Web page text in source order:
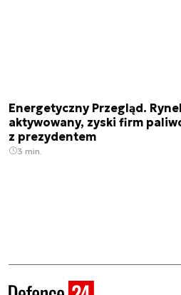
Energetyczny Przegląd.
aktywowany, zyski firm
z prezydentem
3 min.